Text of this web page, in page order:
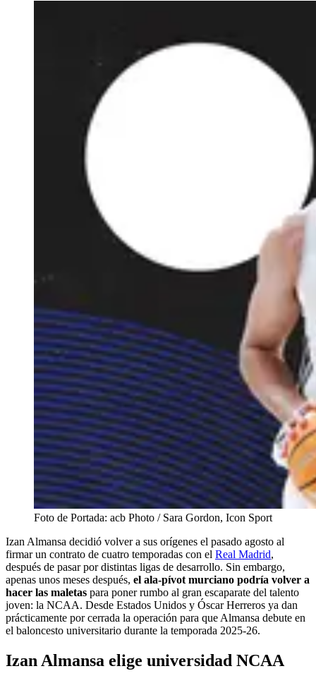
Foto de Portada: acb Photo / Sara Gordon, Icon Sport
Izan Almansa decidió volver a sus orígenes el pasado agosto al
firmar un contrato de cuatro temporadas con el Real Madrid,
después de pasar por distintas ligas de desarrollo. Sin embargo,
apenas unos meses después, el ala-pívot murciano podría volver a
hacer las maletas para poner rumbo al gran escaparate del talento
joven: la NCAA. Desde Estados Unidos y Óscar Herreros ya dan
prácticamente por cerrada la operación para que Almansa debute en
el baloncesto universitario durante la temporada 2025-26.
Izan Almansa elige universidad NCAA